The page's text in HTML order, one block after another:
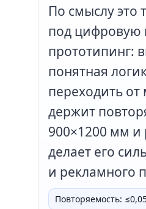
По смыслу это
под цифровую
прототипинг:
понятная
переходить от
держит
900×1200 мм
делает его
и рекламного
Повторяемость: